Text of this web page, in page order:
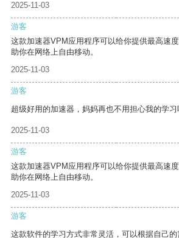
2025-11-03
游客
这款加速器VPM应用程序可以给你提供最高速
助你在网络上自由移动。
2025-11-03
游客
超级好用的加速器，妈妈再也不用担心我的学习
2025-11-03
游客
这款加速器VPM应用程序可以给你提供最高速
助你在网络上自由移动。
2025-11-03
游客
这款软件的学习方式非常灵活，可以根据自己的